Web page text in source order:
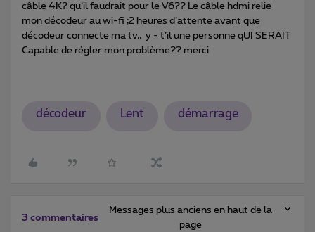
câble 4K? qu’il faudrait pour le V6?? Le câble hdmi relie
mon décodeur au wi-fi ;2 heures d’attente avant que
décodeur connecte ma tv,, y - t’il une personne qUI SERAIT
Capable de régler mon problème?? merci
décodeur Lent démarrage
3 commentaires
Messages plus anciens en haut de la
page